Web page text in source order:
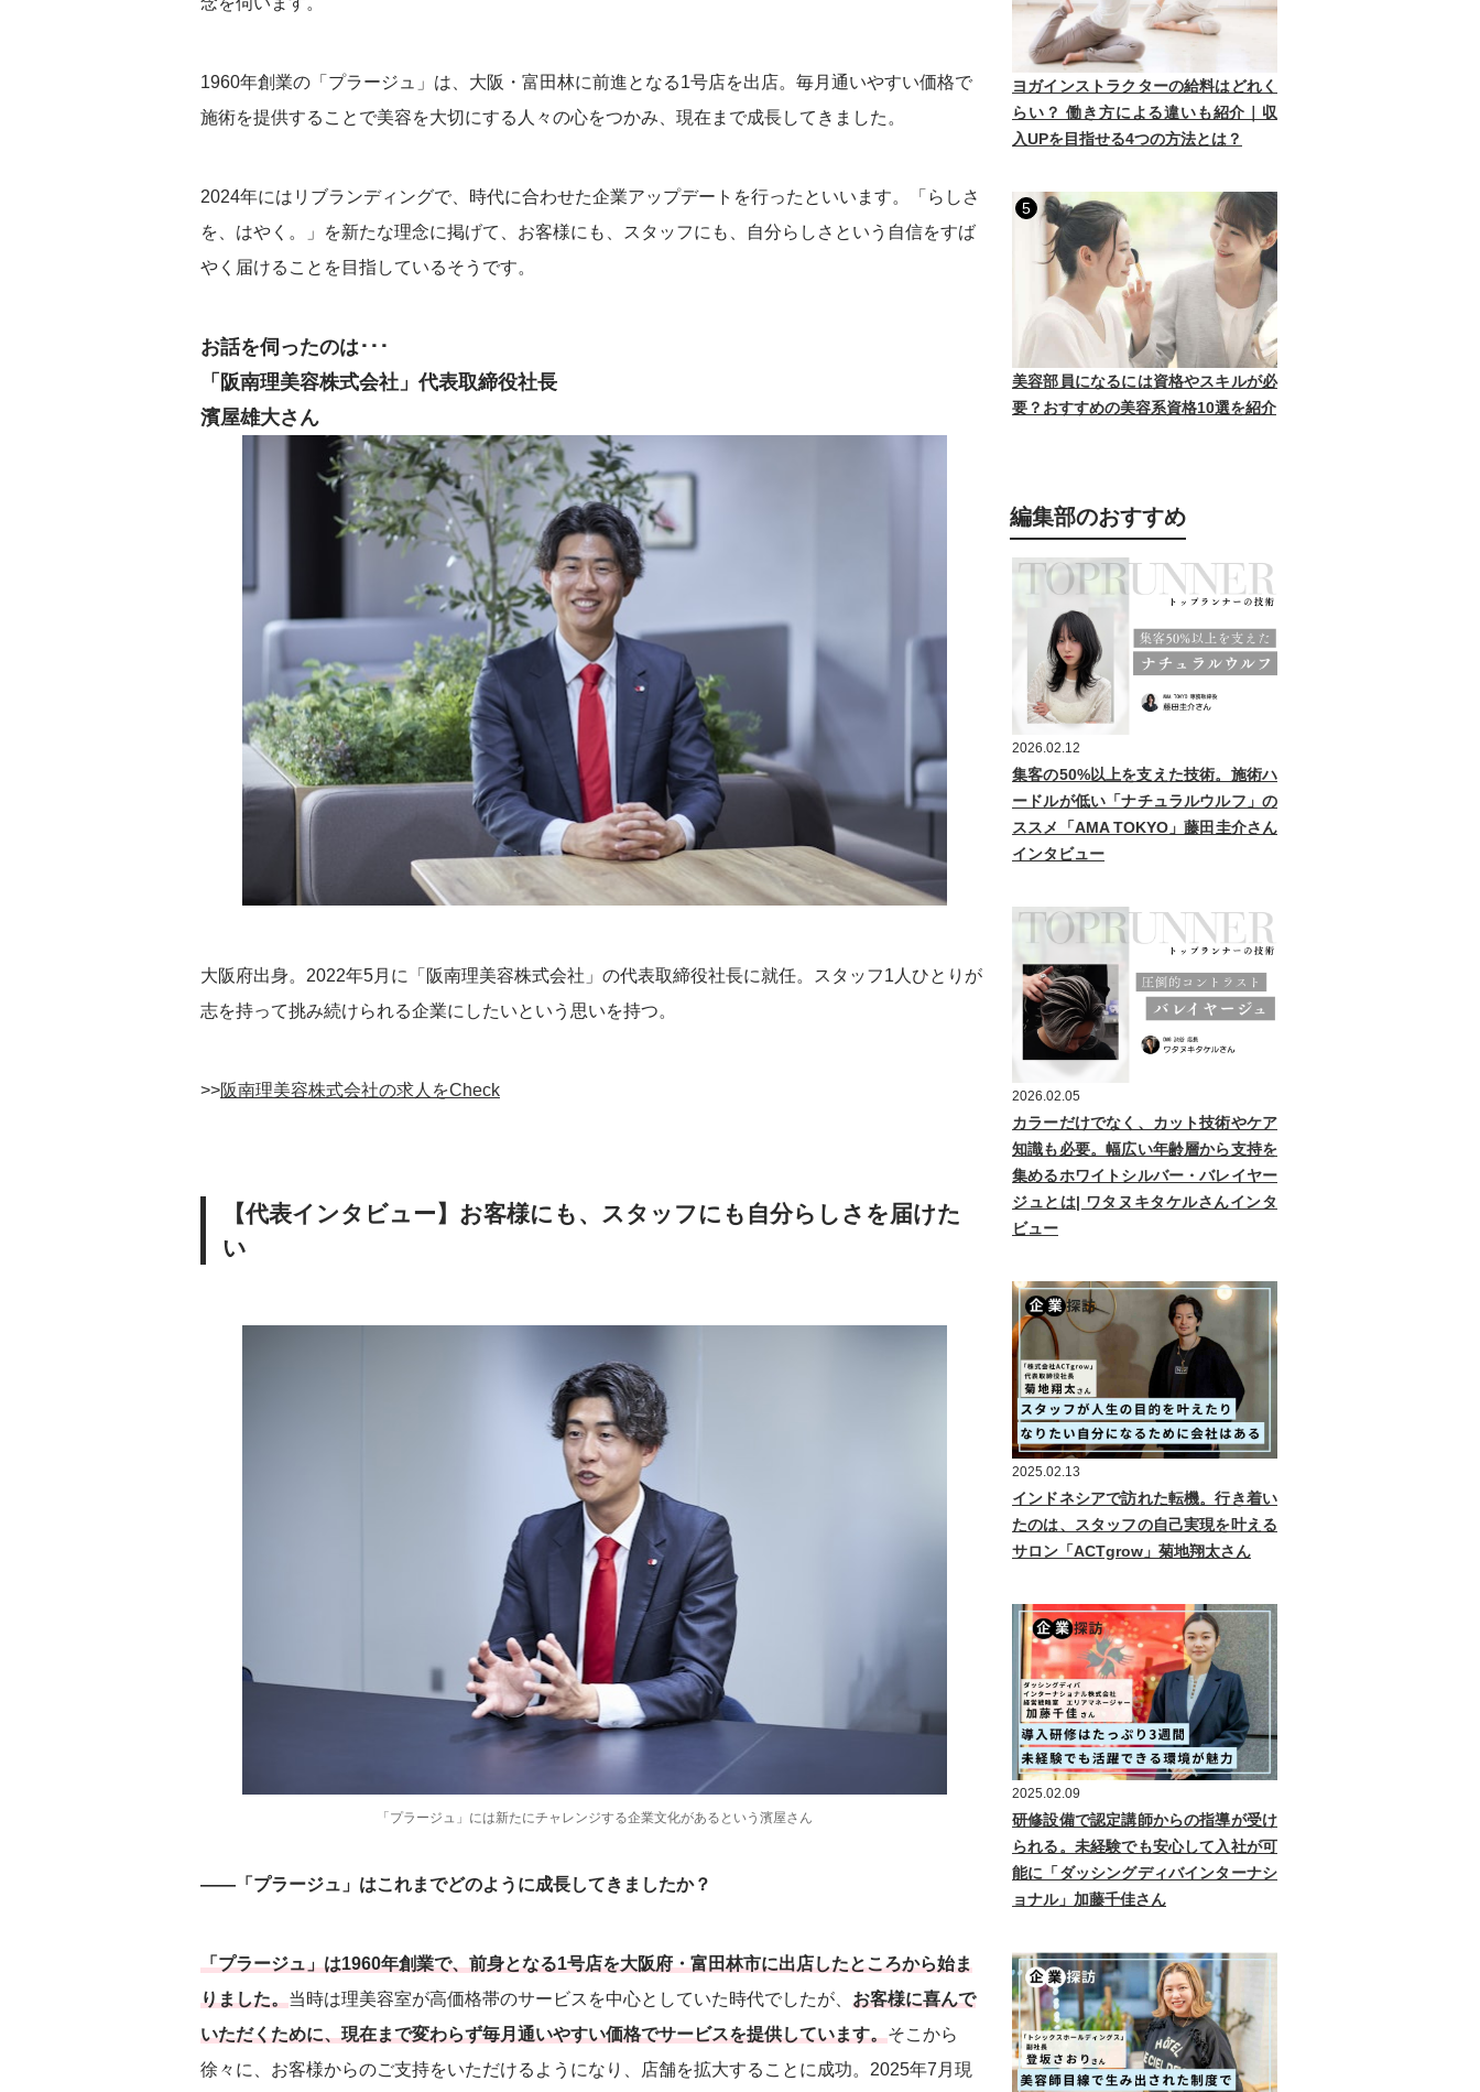
1960年創業の「プラージュ」は、大阪・富田林に前進となる1号店を出店。毎月通いやすい価格で
施術を提供することで美容を大切にする人々の心をつかみ、現在まで成長してきました。
2024年にはリブランディングで、時代に合わせた企業アップデートを行ったといいます。「らしさ
を、はやく。」を新たな理念に掲げて、お客様にも、スタッフにも、自分らしさという自信をすば
やく届けることを目指しているそうです。
お話を伺ったのは･･･
「阪南理美容株式会社」代表取締役社長
濱屋雄大さん
大阪府出身。2022年5月に「阪南理美容株式会社」の代表取締役社長に就任。スタッフ1人ひとりが
志を持って挑み続けられる企業にしたいという思いを持つ。
>>阪南理美容株式会社の求人をCheck
【代表インタビュー】お客様にも、スタッフにも自分らしさを届けた
い
「プラージュ」には新たにチャレンジする企業文化があるという濱屋さん
――「プラージュ」はこれまでどのように成長してきましたか？
「プラージュ」は1960年創業で、前身となる1号店を大阪府・富田林市に出店したところから始ま
りました。当時は理美容室が高価格帯のサービスを中心としていた時代でしたが、 お客様に喜んで
いただくために、現在まで変わらず毎月通いやすい価格でサービスを提供しています。そこから
徐々に、お客様からのご支持をいただけるようになり、店舗を拡大することに成功。2025年7月現
ヨガインストラクターの給料はどれく
らい？ 働き方による違いも紹介｜収
入UPを目指せる4つの方法とは？
5
美容部員になるには資格やスキルが必
要？おすすめの美容系資格10選を紹介
編集部のおすすめ
2026.02.12
集客の50%以上を支えた技術。施術ハ
ードルが低い「ナチュラルウルフ」の
ススメ「AMA TOKYO」藤田圭介さん
インタビュー
2026.02.05
カラーだけでなく、カット技術やケア
知識も必要。幅広い年齢層から支持を
集めるホワイトシルバー・バレイヤー
ジュとは| ワタヌキタケルさんインタ
ビュー
2025.02.13
インドネシアで訪れた転機。行き着い
たのは、スタッフの自己実現を叶える
サロン「ACTgrow」菊地翔太さん
2025.02.09
研修設備で認定講師からの指導が受け
られる。未経験でも安心して入社が可
能に「ダッシングディバインターナシ
ョナル」加藤千佳さん